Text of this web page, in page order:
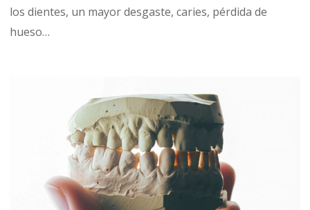
los dientes, un mayor desgaste, caries, pérdida de
hueso…